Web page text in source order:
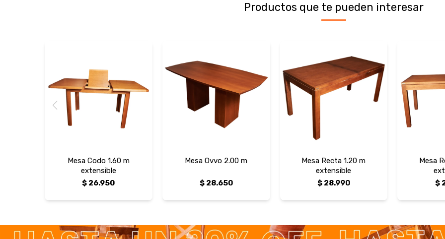
Productos que te pueden interesar
Mesa Codo 1.60 m
extensible
$ 26.950
Mesa Ovvo 2.00 m
$ 28.650
Mesa Recta 1.20 m
extensible
$ 28.990
Mesa
$